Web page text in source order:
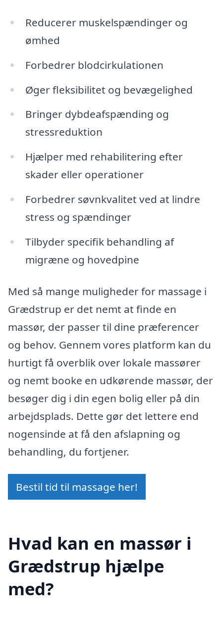
Reducerer muskelspændinger og
ømhed
Forbedrer blodcirkulationen
Øger fleksibilitet og bevægelighed
Bringer dybdeafspænding og
stressreduktion
Hjælper med rehabilitering efter
skader eller operationer
Forbedrer søvnkvalitet ved at lindre
stress og spændinger
Tilbyder specifik behandling af
migræne og hovedpine
Med så mange muligheder for massage i
Grædstrup er det nemt at finde en
massør, der passer til dine præferencer
og behov. Gennem vores platform kan du
hurtigt få overblik over lokale massører
og nemt booke en udkørende massør, der
besøger dig i din egen bolig eller på din
arbejdsplads. Dette gør det lettere end
nogensinde at få den afslapning og
behandling, du fortjener.
Bestil tid til massage her!
Hvad kan en massør i
Grædstrup hjælpe
med?